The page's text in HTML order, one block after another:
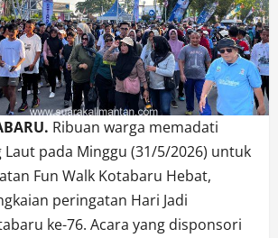
Ribuan warga memadati
Laut pada Minggu (31/5/2026) untuk
Fun Walk Kotabaru Hebat,
peringatan Hari Jadi
ke-76. Acara yang disponsori